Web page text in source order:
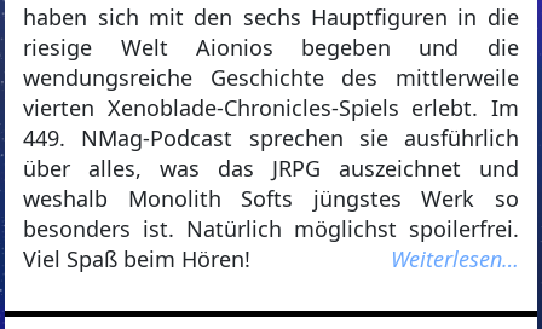
haben sich mit den sechs Hauptfiguren in die
riesige Welt Aionios begeben und die
wendungsreiche Geschichte des mittlerweile
vierten Xenoblade-Chronicles-Spiels erlebt. Im
449. NMag-Podcast sprechen sie ausführlich
über alles, was das JRPG auszeichnet und
weshalb Monolith Softs jüngstes Werk so
besonders ist. Natürlich möglichst spoilerfrei.
Viel Spaß beim Hören!
Weiterlesen…